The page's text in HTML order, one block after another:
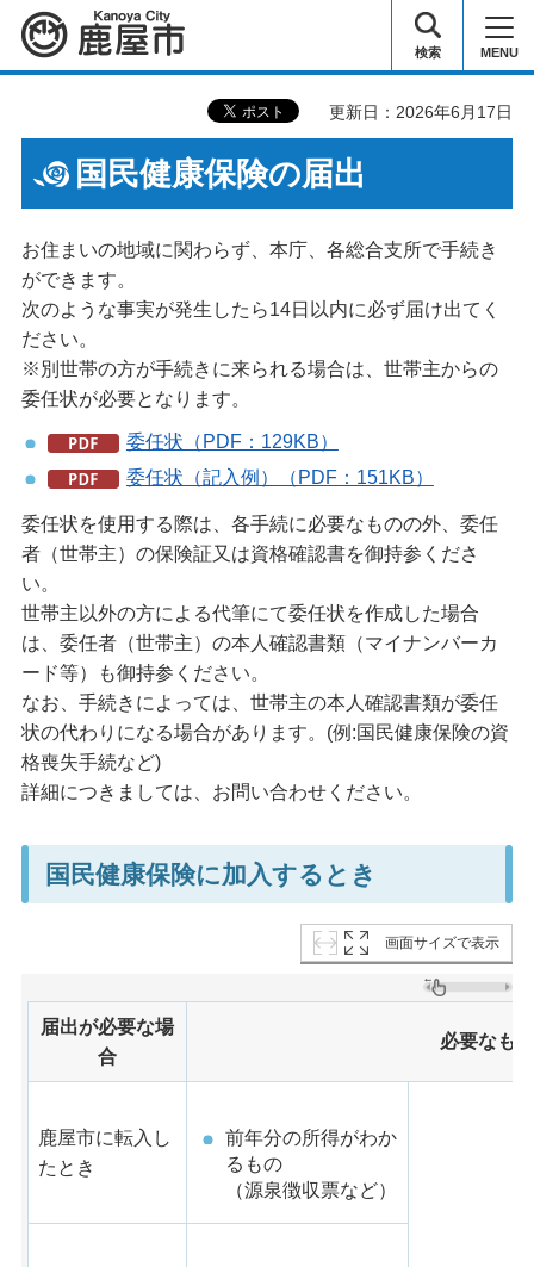
鹿屋市 検索 MENU
更新日：2026年6月17日
国民健康保険の届出
お住まいの地域に関わらず、本庁、各総合支所で手続き
ができます。
次のような事実が発生したら14日以内に必ず届け出てく
ださい。
※別世帯の方が手続きに来られる場合は、世帯主からの
委任状が必要となります。
委任状（PDF：129KB）
委任状（記入例）（PDF：151KB）
委任状を使用する際は、各手続に必要なものの外、委任
者（世帯主）の保険証又は資格確認書を御持参くださ
い。
世帯主以外の方による代筆にて委任状を作成した場合
は、委任者（世帯主）の本人確認書類（マイナンバーカ
ード等）も御持参ください。
なお、手続きによっては、世帯主の本人確認書類が委任
状の代わりになる場合があります。(例:国民健康保険の資
格喪失手続など)
詳細につきましては、お問い合わせください。
国民健康保険に加入するとき
画面サイズで表示
届出が必要な場
合
必要なも
鹿屋市に転入し
たとき
前年分の所得がわか
るもの
（源泉徴収票など）